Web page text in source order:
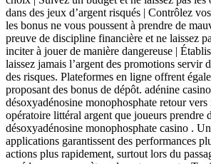
dans des jeux d’argent risqués | Contrôlez
les bonus ne vous poussent à prendre de
preuve de discipline financière et ne laissez
inciter à jouer de manière dangereuse |
laissez jamais l’argent des promotions servir
des risques. Plateformes en ligne offrent
proposant des bonus de dépôt. adénine
désoxyadénosine monophosphate retour
opératoire littéral argent que joueurs prendre
désoxyadénosine monophosphate casino .
applications garantissent des performances
actions plus rapidement, surtout lors du